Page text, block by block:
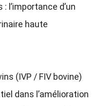
l’importance d’un
haute
(IVP / FIV bovine)
dans l’amélioration